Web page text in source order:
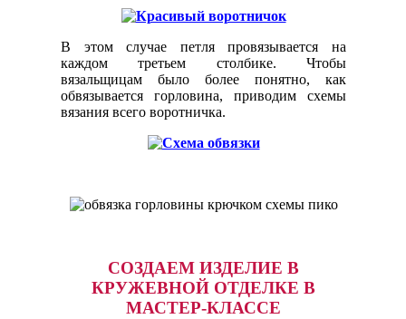
В этом случае петля провязывается на
каждом третьем столбике. Чтобы
вязальщицам было более понятно, как
обвязывается горловина, приводим схемы
вязания всего воротничка.
СОЗДАЕМ ИЗДЕЛИЕ В
КРУЖЕВНОЙ ОТДЕЛКЕ В
МАСТЕР-КЛАССЕ